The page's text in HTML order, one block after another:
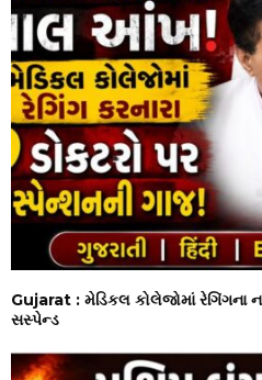
Gujarat : મેડિકલ કોલેજોમાં રેગિંગના
સસ્પેન્ડ